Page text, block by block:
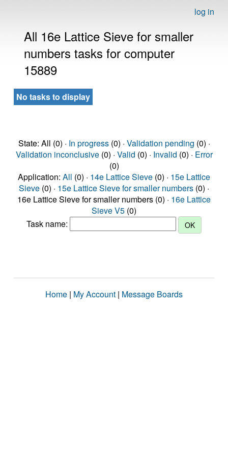
log in
All 16e Lattice Sieve for smaller
numbers tasks for computer
15889
No tasks to display
State: All (0) · In progress(0) · Validation pending (0) ·
Validation inconclusive(0) · Valid (0) · Invalid (0) · Error
(0)
Application: All (0) · 14e Lattice Sieve (0) · 15e Lattice
Sieve (0) · 15e Lattice Sieve for smaller numbers (0) ·
16e Lattice Sieve for smaller numbers (0) · 16e Lattice
Sieve V5 (0)
Task name:
Home | My Account | Message Boards